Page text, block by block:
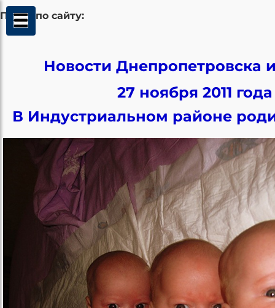
Поиск по сайту:
Новости Днепропетровска
27 ноября 2011 года
В Индустриальном районе